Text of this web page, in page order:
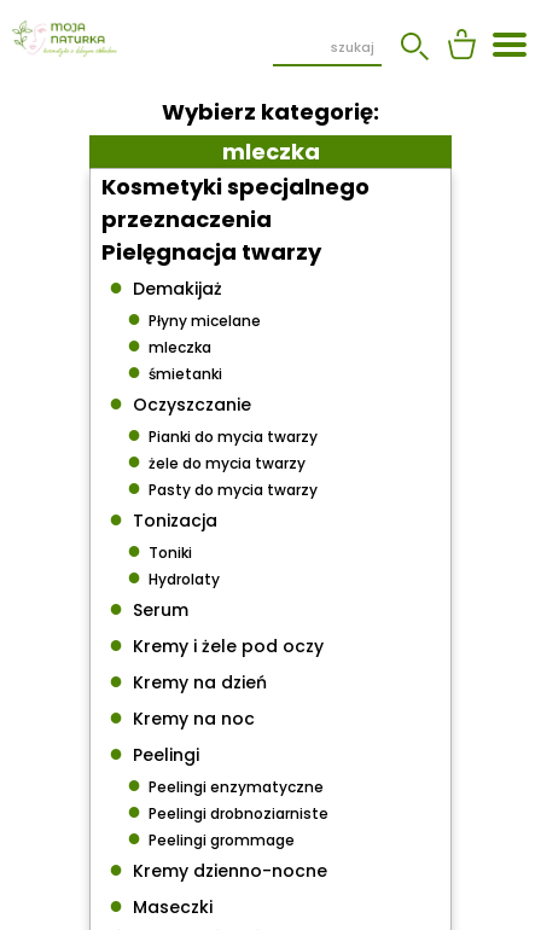
Wybierz kategorię:
mleczka
Kosmetyki specjalnego
przeznaczenia
Pielęgnacja twarzy
● Demakijaż
● Płyny micelane
● mleczka
● śmietanki
● Oczyszczanie
● Pianki do mycia twarzy
● żele do mycia twarzy
● Pasty do mycia twarzy
● Tonizacja
● Toniki
● Hydrolaty
● Serum
● Kremy i żele pod oczy
● Kremy na dzień
● Kremy na noc
● Peelingi
● Peelingi enzymatyczne
● Peelingi drobnoziarniste
● Peelingi grommage
● Kremy dzienno-nocne
● Maseczki